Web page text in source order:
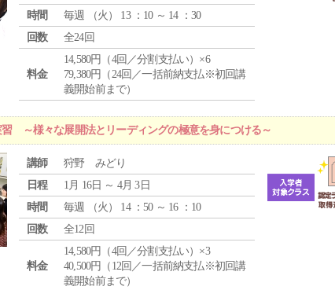
時間
毎週 （火 ） 13 ：10 ～ 14 ：30
回数
全24回
料金
14,580円（4回／分割支払い）×6
79,380円（24回／一括前納支払※初回講
義開始前まで）
～様々な展開法とリーディングの極意を身につける～
講師
狩野 みどり
日程
1月 16日 ～ 4月 3日
時間
毎週 （火 ） 14 ：50 ～ 16 ：10
回数
全12回
料金
14,580円（4回／分割支払い）×3
40,500円（12回／一括前納支払※初回講
義開始前まで）